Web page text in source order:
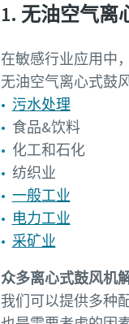
1. 无油空气离
在敏感行业应用中
无油空气离心式鼓
污水处理
食品&饮料
化工和石化
纺织业
一般工业
电力工业
采矿业
众多离心式鼓风机
我们可以提供多种